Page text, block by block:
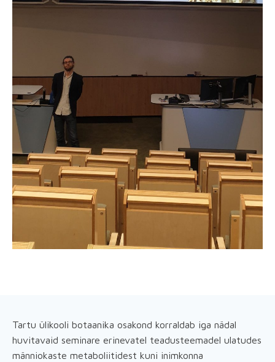
Tartu ülikooli botaanika osakond korraldab iga nädal
huvitavaid seminare erinevatel teadusteemadel ulatudes
männiokaste metaboliitidest kuni inimkonna